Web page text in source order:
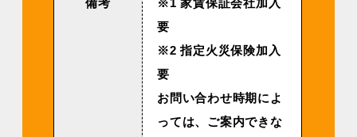
備考
※1 家賃保証会社加入
要
※2 指定火災保険加入
要
お問い合わせ時期によ
っては、ご案内できな